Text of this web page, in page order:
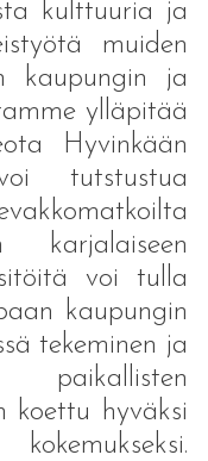
kulttuuria ja
muiden
kaupungin ja
ylläpitää
Hyvinkään
tutstustua
voi tulla
kaupungin
tekeminen ja
koettu hyväksi